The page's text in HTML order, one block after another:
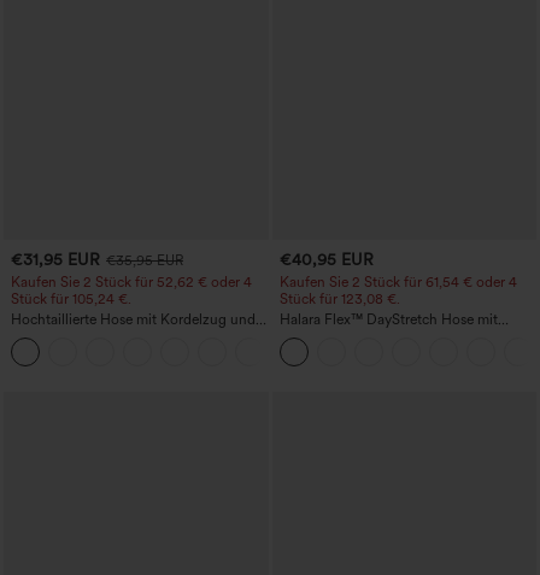
€31,95 EUR €35,95 EUR
Kaufen Sie 2 Stück für 52,62 € oder 4
Stück für 105,24 €.
Hochtaillierte Hose mit Kordelzug und
Taschen, weitem Bein, lässig und locker
in Leinenoptik
€40,95 EUR
Kaufen Sie 2 Stück für 61,54 € oder 4
Stück für 123,08 €.
Halara Flex™ DayStretch Hose mit
mittlerer Bundhöhe, seitlicher
Reißverschlusstasche und
Work‑Flare‑Schnitt